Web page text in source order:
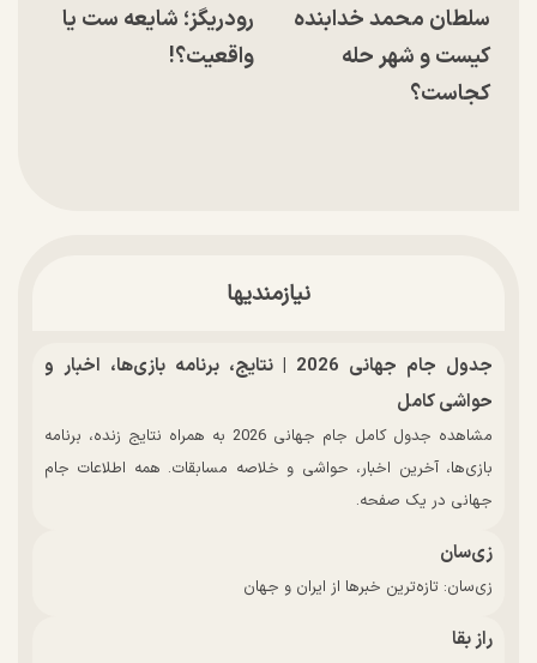
سلطان محمد خدابنده
کیست و شهر حله
کجاست؟
رودریگز؛ شایعه ست یا
واقعیت؟!
نیازمندیها
جدول جام جهانی 2026 | نتایج، برنامه بازی‌ها، اخبار و
حواشی کامل
مشاهده جدول کامل جام جهانی 2026 به همراه نتایج زنده، برنامه
بازی‌ها، آخرین اخبار، حواشی و خلاصه مسابقات. همه اطلاعات جام
جهانی در یک صفحه.
زی‌سان
زی‌سان: تازه‌ترین خبرها از ایران و جهان
راز بقا